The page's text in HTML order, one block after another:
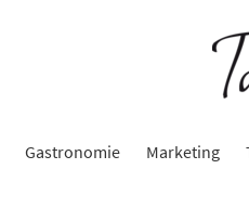
Gastronomie Marketing